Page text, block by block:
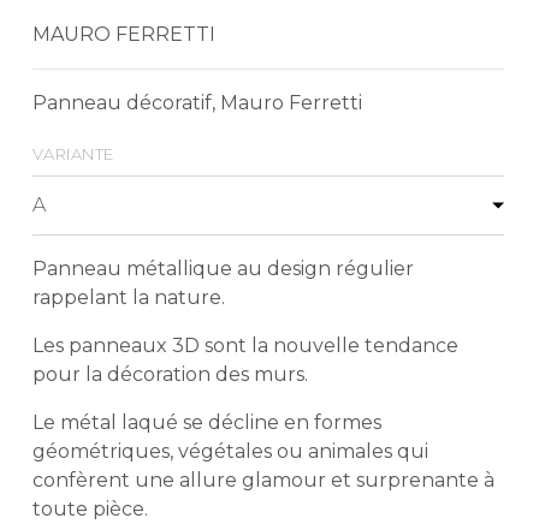
MAURO FERRETTI
Panneau décoratif, Mauro Ferretti
variante
Panneau métallique au design régulier
rappelant la nature.
Les panneaux 3D sont la nouvelle tendance
pour la décoration des murs.
Le métal laqué se décline en formes
géométriques, végétales ou animales qui
confèrent une allure glamour et surprenante à
toute pièce.